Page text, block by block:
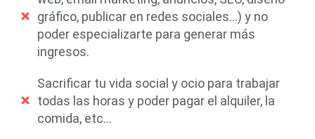
gráfico, publicar en redes sociales...) y no
poder especializarte para generar más
ingresos.
Sacrificar tu vida social y ocio para trabajar
todas las horas y poder pagar el alquiler, la
comida, etc...